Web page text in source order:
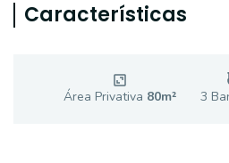
Características
Área Privativa 80m² 3